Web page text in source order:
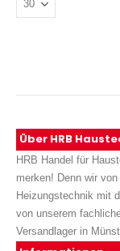
Über HRB
HRB Handel für
merken! Denn wir
Heizungstechnik mit
von unserem
Versandlager in